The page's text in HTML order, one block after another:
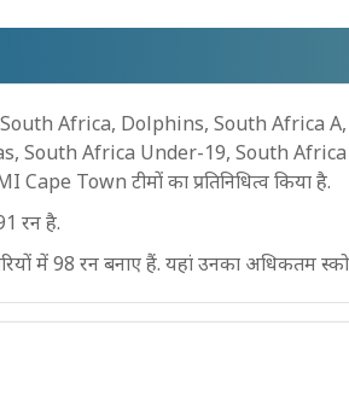
Africa, Dolphins, South Africa
South Africa Under-19, South
Town टीमों का प्रतिनिधित्व किया है.
रन है.
में 98 रन बनाए हैं. यहां उनका अधिकतम